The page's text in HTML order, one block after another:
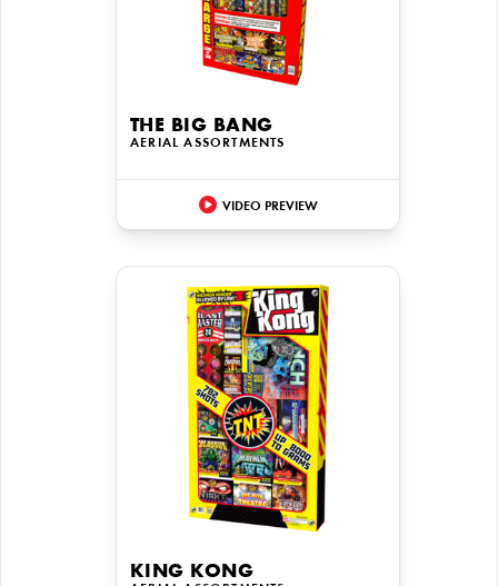
THE BIG BANG
AERIAL ASSORTMENTS
VIDEO PREVIEW
KING KONG